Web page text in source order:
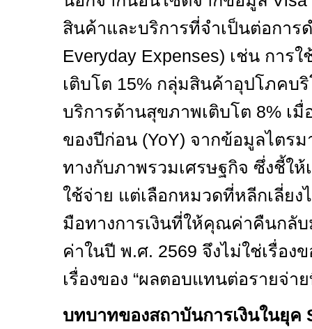
สินค้าและบริการที่จำเป็นต่อการ
Everyday Expenses) เช่น การ
เติบโต 15% กลุ่มสินค้าอุปโภคบ
บริการด้านสุขภาพเติบโต 8% เมื่
ของปีก่อน (YoY) จากข้อมูลไตร
ทางกับภาพรวมเศรษฐกิจ ซึ่งชี้ให้
ใช้จ่าย แต่เลือกหมวดที่หลีกเลี่ยง
มือทางการเงินที่ให้คุณค่าคืนกลั
ค่าในปี พ.ศ. 2569 จึงไม่ใช่เรื่อง
เรื่องของ “ผลตอบแทนต่อรายจ่า
บทบาทของสถาบันการเงินในยุค